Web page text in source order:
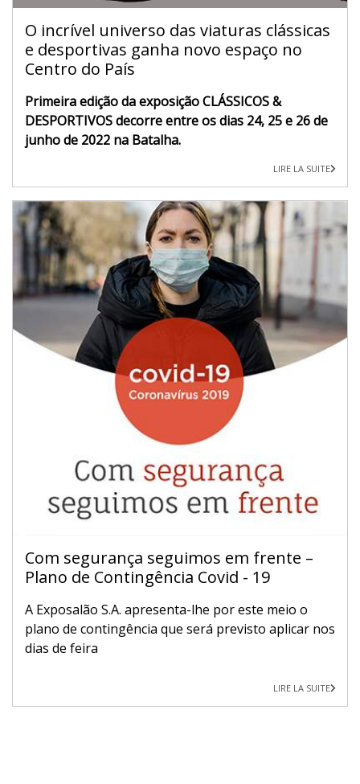
O incrível universo das viaturas clássicas
e desportivas ganha novo espaço no
Centro do País
Primeira edição da exposição CLÁSSICOS &
DESPORTIVOS decorre entre os dias 24, 25 e 26 de
junho de 2022 na Batalha.
LIRE LA SUITE
Com segurança seguimos em frente –
Plano de Contingência Covid - 19
A Exposalão S.A. apresenta-lhe por este meio o
plano de contingência que será previsto aplicar nos
dias de feira
LIRE LA SUITE